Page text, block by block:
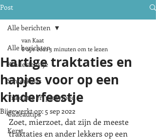
Post
Alle berichten
Kinderfeestje
Sinterklaas
Traktatie en partyfood
Cadeautips
Kerst
Alle berichten
Hartige traktaties en
hapjes voor op een
kinderfeestje
van Kaat
6 apr 20213 minuten om te lezen
Bijgewerkt op: 5 sep 2022
Zoet, mierzoet, dat zijn de meeste
traktaties en ander lekkers op een